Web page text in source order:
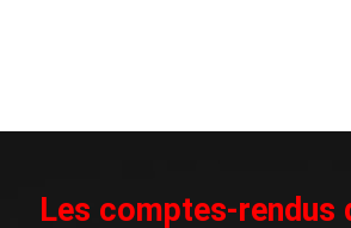
Les comptes-rendus